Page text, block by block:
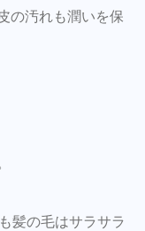
の汚れも潤いを保
髪の毛はサラサラ